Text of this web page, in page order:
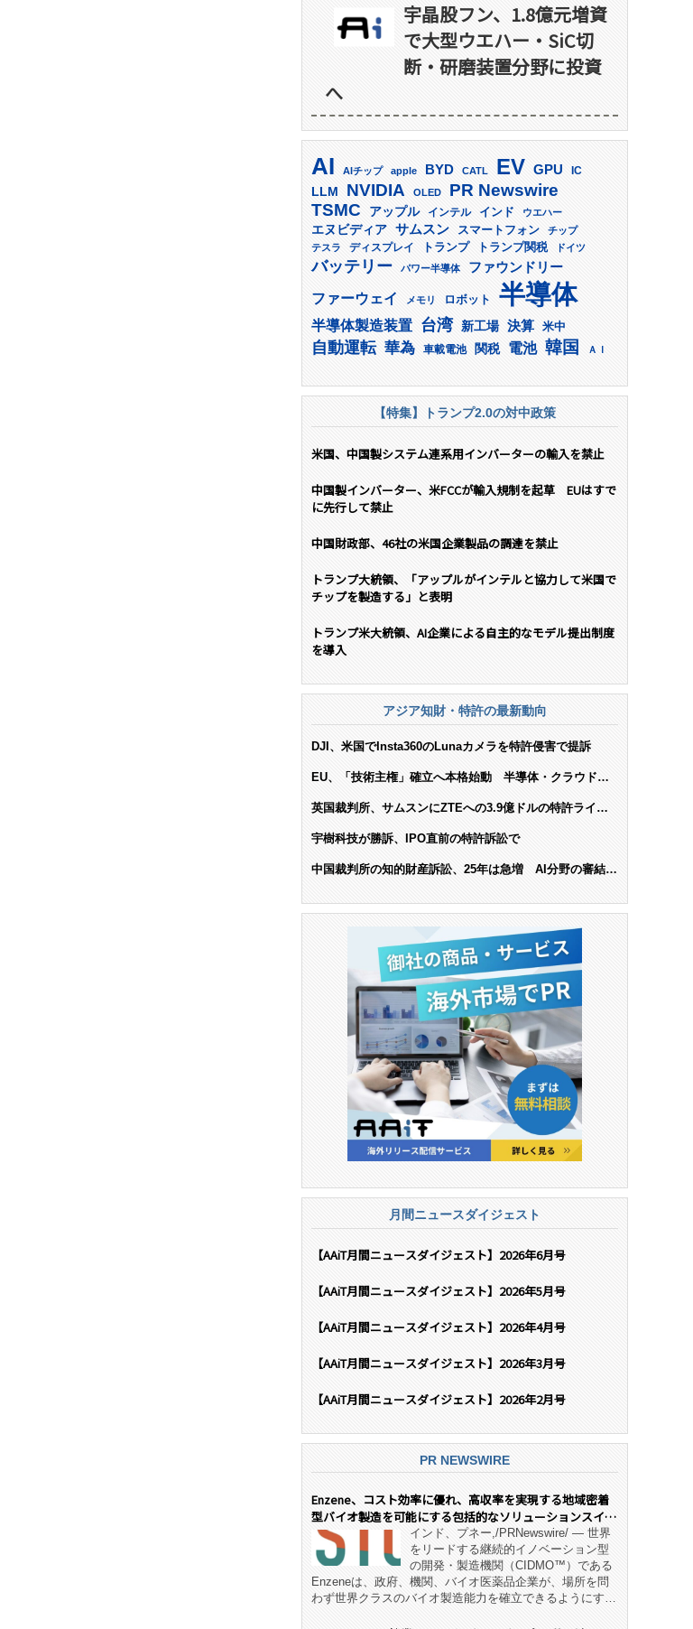
宇晶股フン、1.8億元増資
で大型ウエハー・SiC切
断・研磨装置分野に投資
へ
AI AIチップ apple BYD CATL EV GPU IC
LLM NVIDIA OLED PR Newswire
TSMC アップル インテル インド ウエハー
エヌビディア サムスン スマートフォン
チップ
テスラ
ディスプレイ トランプ トランプ関税 ドイツ
バッテリー パワー半導体 ファウンドリー
ファーウェイ メモリ ロボット 半導体
半導体製造装置 台湾 新工場 決算 米中
自動運転 華為 車載電池 関税 電池 韓国 ＡＩ
【特集】トランプ2.0の対中政策
米国、中国製システム連系用インバーターの輸入を禁止
中国製インバーター、米FCCが輸入規制を起草 EUはすで
に先行して禁止
中国財政部、46社の米国企業製品の調達を禁止
トランプ大統領、「アップルがインテルと協力して米国で
チップを製造する」と表明
トランプ米大統領、AI企業による自主的なモデル提出制度
を導入
アジア知財・特許の最新動向
DJI、米国でInsta360のLunaカメラを特許侵害で提訴
EU、「技術主権」確立へ本格始動 半導体・クラウド・
英国裁判所、サムスンにZTEへの3.9億ドルの特許ライセ
宇樹科技が勝訴、IPO直前の特許訴訟で
中国裁判所の知的財産訴訟、25年は急増 AI分野の審結件
月間ニュースダイジェスト
【AAiT月間ニュースダイジェスト】2026年6月号
【AAiT月間ニュースダイジェスト】2026年5月号
【AAiT月間ニュースダイジェスト】2026年4月号
【AAiT月間ニュースダイジェスト】2026年3月号
【AAiT月間ニュースダイジェスト】2026年2月号
PR NEWSWIRE
Enzene、コスト効率に優れ、高収率を実現する地域密着
型バイオ製造を可能にする包括的なソリューションスイー
ト「NeX™」 をリリースインド、プネー,/PRNewswire/ — 世界
をリードする継続的イノベーション型
の開発・製造機関（CIDMO™）である
Enzeneは、政府、機関、バイオ医薬品企業が、場所を問
わず世界クラスのバイオ製造能力を確立できるようにす